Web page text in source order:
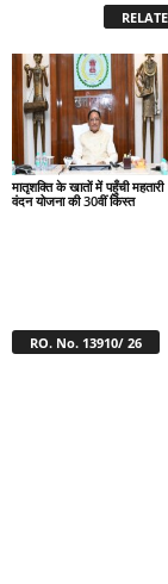
मातृशक्ति के खातों में पहुँची महतारी
वंदन योजना की 30वीं किस्त
RO. No. 13910/ 26